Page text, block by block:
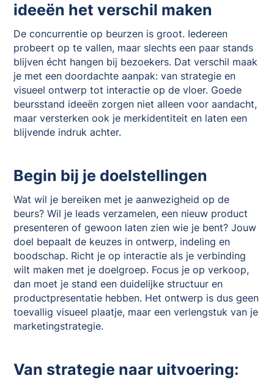
ideeën het verschil maken
De concurrentie op beurzen is groot. Iedereen
probeert op te vallen, maar slechts een paar stands
blijven écht hangen bij bezoekers. Dat verschil maak
je met een doordachte aanpak: van strategie en
visueel ontwerp tot interactie op de vloer. Goede
beursstand ideeën zorgen niet alleen voor aandacht,
maar versterken ook je merkidentiteit en laten een
blijvende indruk achter.
Begin bij je doelstellingen
Wat wil je bereiken met je aanwezigheid op de
beurs? Wil je leads verzamelen, een nieuw product
presenteren of gewoon laten zien wie je bent? Jouw
doel bepaalt de keuzes in ontwerp, indeling en
boodschap. Richt je op interactie als je verbinding
wilt maken met je doelgroep. Focus je op verkoop,
dan moet je stand een duidelijke structuur en
productpresentatie hebben. Het ontwerp is dus geen
toevallig visueel plaatje, maar een verlengstuk van je
marketingstrategie.
Van strategie naar uitvoering: